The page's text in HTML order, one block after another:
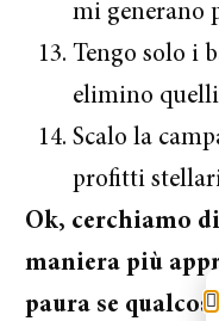
mi generano
Tengo solo i
elimino
Scalo la
profitti
Ok, cerchiamo
maniera più
paura se